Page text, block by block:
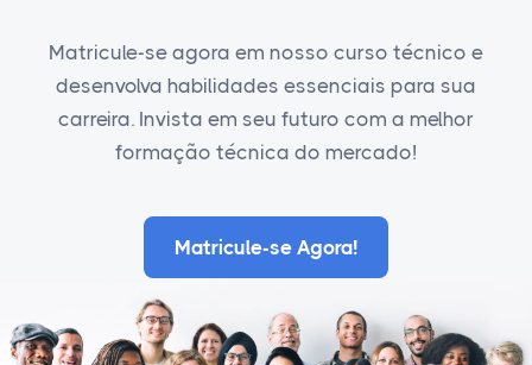
Matricule-se agora em nosso curso técnico e
desenvolva habilidades essenciais para sua
carreira. Invista em seu futuro com a melhor
formação técnica do mercado!
Matricule-se Agora!